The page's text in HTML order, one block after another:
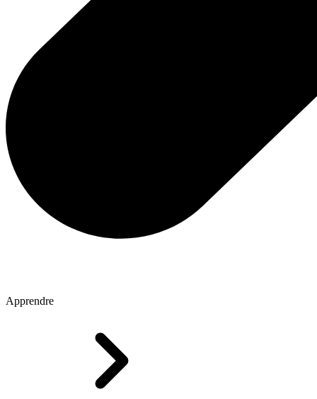
Apprendre